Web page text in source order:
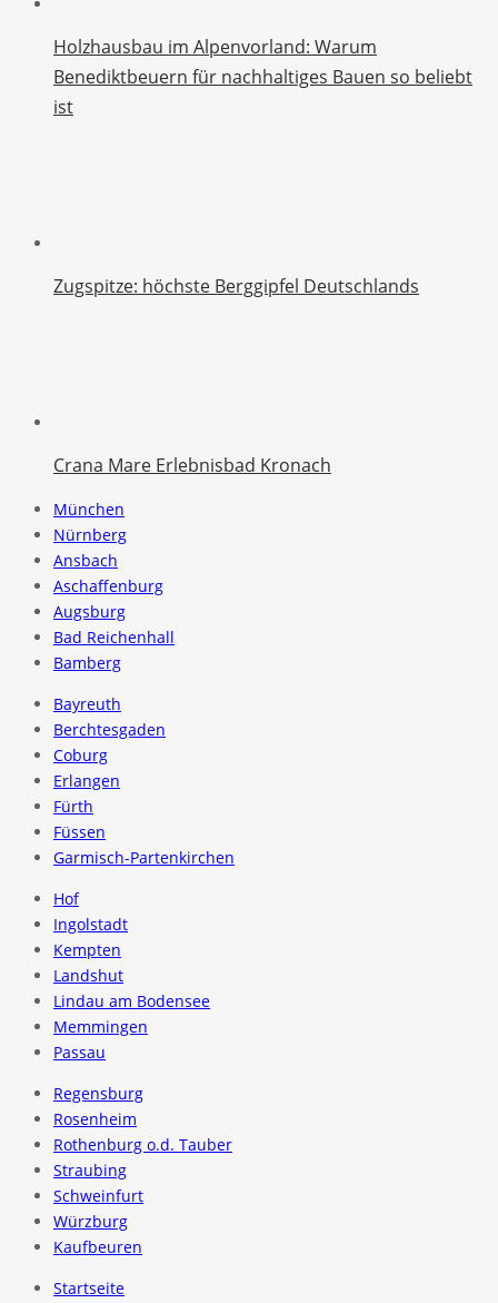
Holzhausbau im Alpenvorland: Warum
Benediktbeuern für nachhaltiges Bauen so beliebt
ist
Zugspitze: höchste Berggipfel Deutschlands
Crana Mare Erlebnisbad Kronach
München
Nürnberg
Ansbach
Aschaffenburg
Augsburg
Bad Reichenhall
Bamberg
Bayreuth
Berchtesgaden
Coburg
Erlangen
Fürth
Füssen
Garmisch-Partenkirchen
Hof
Ingolstadt
Kempten
Landshut
Lindau am Bodensee
Memmingen
Passau
Regensburg
Rosenheim
Rothenburg o.d. Tauber
Straubing
Schweinfurt
Würzburg
Kaufbeuren
Startseite